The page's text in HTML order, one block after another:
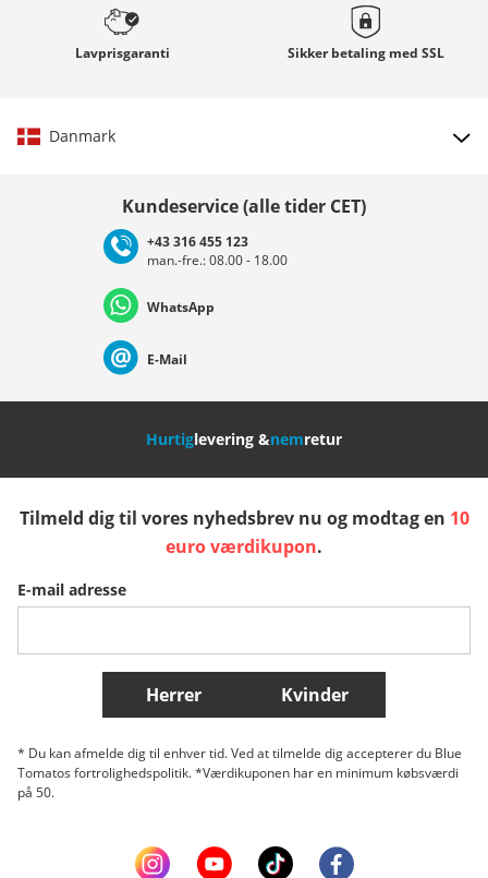
Lavprisgaranti Sikker betaling med SSL
Danmark
Deutschland Österreich
Nederland Italia (Italiano) Italien (Deutsch)
Slovenija
Belgique (Français) Danmark Norge
Flere lande
Kundeservice (alle tider CET)
+43 316 455 123
man.-fre.: 08.00 - 18.00
WhatsApp
E-Mail
Hurtiglevering &nemretur
Tilmeld dig til vores nyhedsbrev nu og modtag en 10
euro værdikupon.
E-mail adresse
Herrer Kvinder
* Du kan afmelde dig til enhver tid. Ved at tilmelde dig accepterer du Blue
Tomatos fortrolighedspolitik. *Værdikuponen har en minimum købsværdi
på 50.